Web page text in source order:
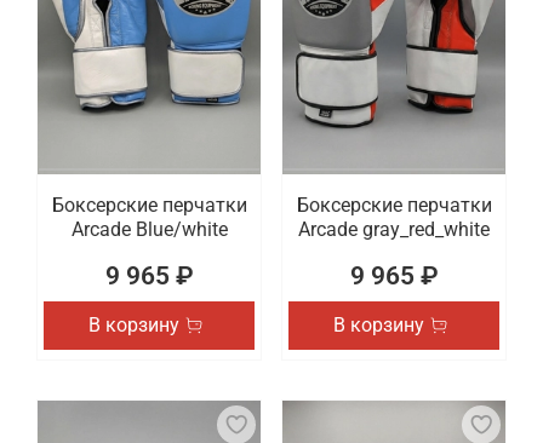
Боксерские перчатки
Arcade Blue/white
9 965 ₽
В корзину
Боксерские перчатки
Arcade gray_red_white
9 965 ₽
В корзину